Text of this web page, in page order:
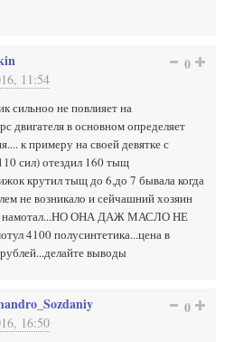
11:54
0
сильноо не повлияет на
двигателя в основном определяет
к примеру на своей девятке с
сил) отездил 160 тыщ
крутил тыщ до 6,до 7 бывала когда
не возникало и сейчашний хозяин
намотал...НО ОНА ДАЖ МАСЛО НЕ
4100 полусинтетика...цена в
выводы
16:50
0